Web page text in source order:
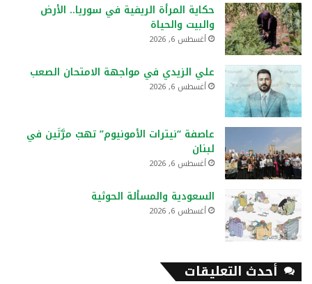
حكاية المرأة الريفية في سوريا.. الأرض
والبيت والحياة
أغسطس 6, 2026
علي الزيدي في مواجهة الامتحان الصعب
أغسطس 6, 2026
عاصفة “نيترات الأمونيوم” تهبّ مرَّتَين في
لبنان
أغسطس 6, 2026
السعودية والمسألة الحوثية
أغسطس 6, 2026
أحدث التعليقات